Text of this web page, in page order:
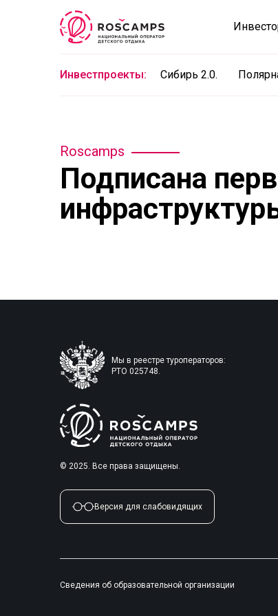
Инвестпроекты: Сибирь 2.0.
Roscamps
Подписана
Мы в реестре туроператоров:
РТО 025748.
© 2025. Все права защищены.
Версия для слабовидящих
Сведения об образовательной организации